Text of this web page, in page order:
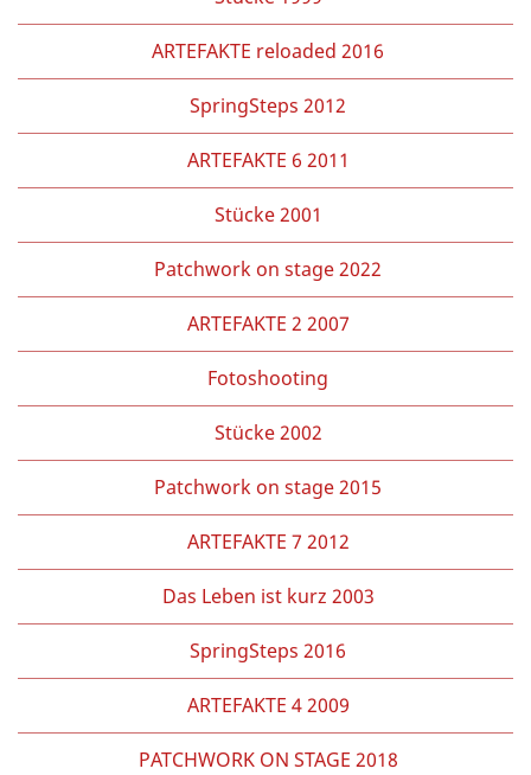
ARTEFAKTE reloaded 2016
SpringSteps 2012
ARTEFAKTE 6 2011
Stücke 2001
Patchwork on stage 2022
ARTEFAKTE 2 2007
Fotoshooting
Stücke 2002
Patchwork on stage 2015
ARTEFAKTE 7 2012
Das Leben ist kurz 2003
SpringSteps 2016
ARTEFAKTE 4 2009
PATCHWORK ON STAGE 2018